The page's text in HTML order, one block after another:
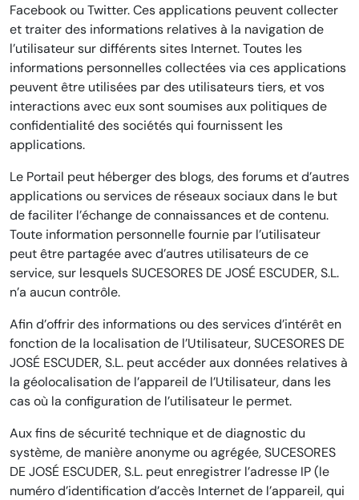
Facebook ou Twitter. Ces applications peuvent collecter
et traiter des informations relatives à la navigation de
l’utilisateur sur différents sites Internet. Toutes les
informations personnelles collectées via ces applications
peuvent être utilisées par des utilisateurs tiers, et vos
interactions avec eux sont soumises aux politiques de
confidentialité des sociétés qui fournissent les
applications.
Le Portail peut héberger des blogs, des forums et d’autres
applications ou services de réseaux sociaux dans le but
de faciliter l’échange de connaissances et de contenu.
Toute information personnelle fournie par l’utilisateur
peut être partagée avec d’autres utilisateurs de ce
service, sur lesquels SUCESORES DE JOSÉ ESCUDER, S.L.
n’a aucun contrôle.
Afin d’offrir des informations ou des services d’intérêt en
fonction de la localisation de l’Utilisateur, SUCESORES DE
JOSÉ ESCUDER, S.L. peut accéder aux données relatives à
la géolocalisation de l’appareil de l’Utilisateur, dans les
cas où la configuration de l’utilisateur le permet.
Aux fins de sécurité technique et de diagnostic du
système, de manière anonyme ou agrégée, SUCESORES
DE JOSÉ ESCUDER, S.L. peut enregistrer l’adresse IP (le
numéro d’identification d’accès Internet de l’appareil, qui